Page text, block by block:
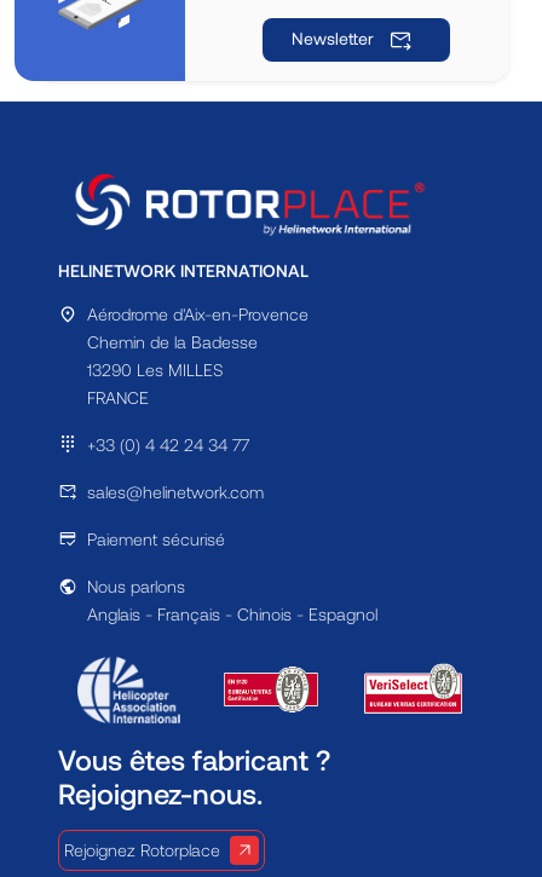
Newsletter
HELINETWORK INTERNATIONAL
Aérodrome d'Aix-en-Provence
Chemin de la Badesse
13290 Les MILLES
FRANCE
+33 (0) 4 42 24 34 77
sales@helinetwork.com
Paiement sécurisé
Nous parlons
Anglais - Français - Chinois - Espagnol
Vous êtes fabricant ?
Rejoignez-nous.
Rejoignez Rotorplace